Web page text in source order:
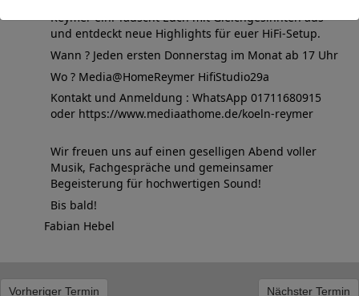
Reymer ein! Tauscht Euch mit Gleichgesinnten aus
und entdeckt neue Highlights für euer HiFi-Setup.
Wann ? Jeden ersten Donnerstag im Monat ab 17 Uhr
Wo ? Media@HomeReymer HifiStudio29a
Kontakt und Anmeldung : WhatsApp 01711680915
oder https://www.mediaathome.de/koeln-reymer
Wir freuen uns auf einen geselligen Abend voller
Musik, Fachgespräche und gemeinsamer
Begeisterung für hochwertigen Sound!
Bis bald!
Fabian Hebel
Vorheriger Termin Nächster Termin